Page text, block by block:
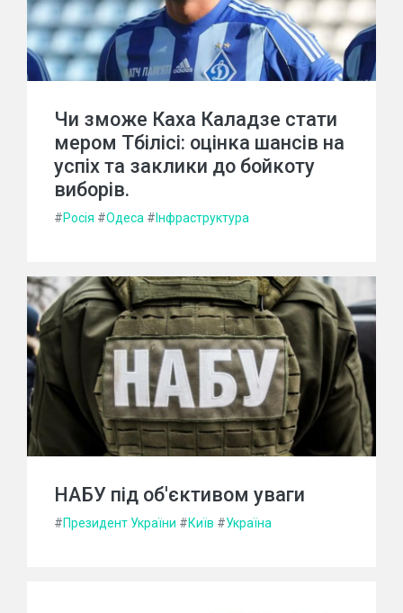
Чи зможе Каха Каладзе стати
мером Тбілісі: оцінка шансів на
успіх та заклики до бойкоту
виборів.
#Росія #Одеса # Інфраструктура
НАБУ під об'єктивом уваги
#Президент України #Київ #Україна